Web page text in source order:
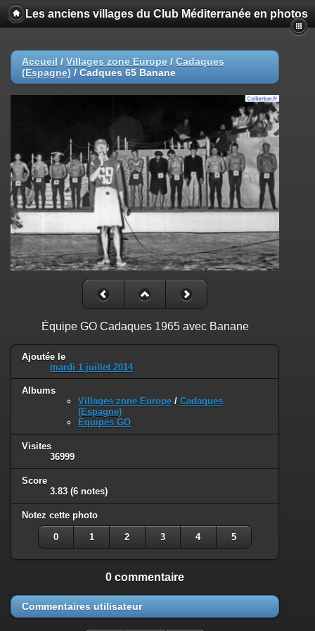
Les anciens villages du Club Méditerranée en photos
Accueil / Villages zone Europe / Cadaques
(Espagne) / Cadques 65 Banane
Équipe GO Cadaques 1965 avec Banane
Ajoutée le
mardi 1 juillet 2014
Albums
Villages zone Europe / Cadaques
(Espagne)
Equipes GO
Visites
36999
Score
3.83 (6 notes)
Notez cette photo
0 1 2 3 4 5
0 commentaire
Commentaires utilisateur